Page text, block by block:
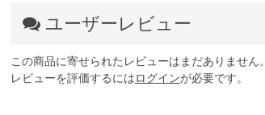
ユーザーレビュー
この商品に寄せられたレビューはまだありません。
レビューを評価するにはログインが必要です。